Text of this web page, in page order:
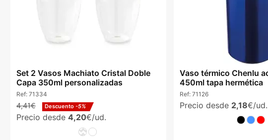
Set 2 Vasos Machiato Cristal Doble
Capa 350ml personalizadas
Ref: 71334
4,41€ Descuento -5%
Precio desde 4,20€/ud.
Vaso térmico Chenlu
450ml tapa hermética
Ref:71126
Precio desde 2,18€/ud.